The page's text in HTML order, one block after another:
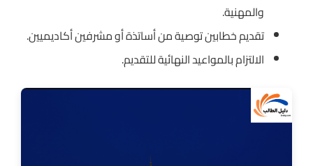
والمهنية.
تقديم خطابين توصية من أساتذة أو مشرفين أكاديميين.
الالتزام بالمواعيد النهائية للتقديم.